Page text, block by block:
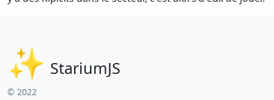
StariumJS
© 2022